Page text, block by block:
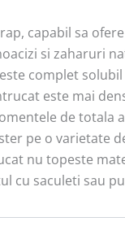
capabil sa
si zaharuri
complet solubil
este mai
de totala
pe o varietate
nu topeste
cu saculeti sau